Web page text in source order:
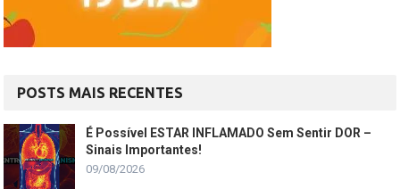
POSTS MAIS RECENTES
É Possível ESTAR INFLAMADO Sem Sentir DOR –
Sinais Importantes!
09/08/2026